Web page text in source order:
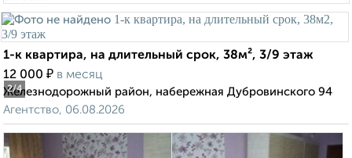
2/4
1-к квартира, на длительный срок, 38м², 3/9 этаж
12 000 ₽ в месяц
Железнодорожный район, набережная Дубровинского 94
Агентство, 06.08.2026